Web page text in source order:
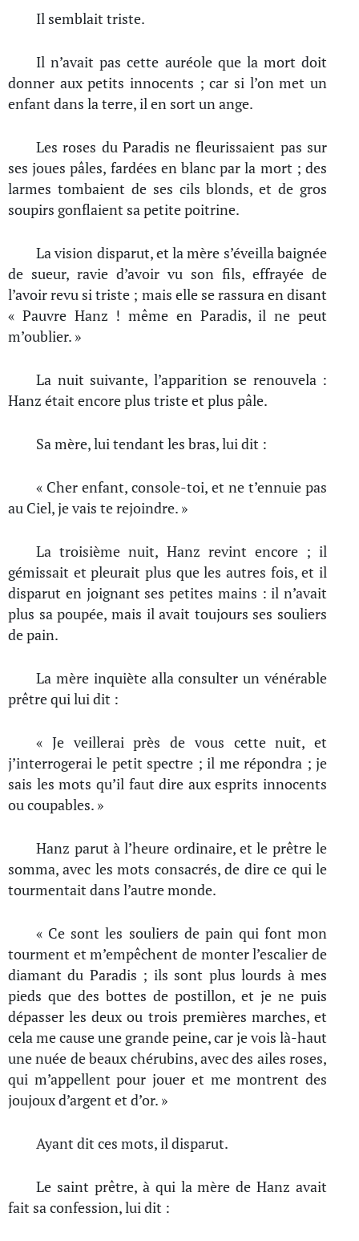
Il semblait triste.
Il n’avait pas cette auréole que la mort doit
donner aux petits innocents ; car si l’on met un
enfant dans la terre, il en sort un ange.
Les roses du Paradis ne fleurissaient pas sur
ses joues pâles, fardées en blanc par la mort ; des
larmes tombaient de ses cils blonds, et de gros
soupirs gonflaient sa petite poitrine.
La vision disparut, et la mère s’éveilla baignée
de sueur, ravie d’avoir vu son fils, effrayée de
l’avoir revu si triste ; mais elle se rassura en disant
« Pauvre Hanz ! même en Paradis, il ne peut
m’oublier. »
La nuit suivante, l’apparition se renouvela :
Hanz était encore plus triste et plus pâle.
Sa mère, lui tendant les bras, lui dit :
« Cher enfant, console-toi, et ne t’ennuie pas
au Ciel, je vais te rejoindre. »
La troisième nuit, Hanz revint encore ; il
gémissait et pleurait plus que les autres fois, et il
disparut en joignant ses petites mains : il n’avait
plus sa poupée, mais il avait toujours ses souliers
de pain.
La mère inquiète alla consulter un vénérable
prêtre qui lui dit :
« Je veillerai près de vous cette nuit, et
j’interrogerai le petit spectre ; il me répondra ; je
sais les mots qu’il faut dire aux esprits innocents
ou coupables. »
Hanz parut à l’heure ordinaire, et le prêtre le
somma, avec les mots consacrés, de dire ce qui le
tourmentait dans l’autre monde.
« Ce sont les souliers de pain qui font mon
tourment et m’empêchent de monter l’escalier de
diamant du Paradis ; ils sont plus lourds à mes
pieds que des bottes de postillon, et je ne puis
dépasser les deux ou trois premières marches, et
cela me cause une grande peine, car je vois là-haut
une nuée de beaux chérubins, avec des ailes roses,
qui m’appellent pour jouer et me montrent des
joujoux d’argent et d’or. »
Ayant dit ces mots, il disparut.
Le saint prêtre, à qui la mère de Hanz avait
fait sa confession, lui dit :